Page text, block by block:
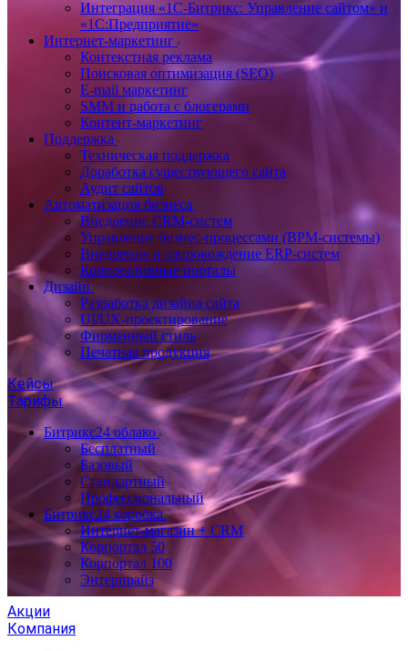
Интеграция «1С-Битрикс: Управление сайтом» и
«1С:Предприятие»
Интернет-маркетинг
Контекстная реклама
Поисковая оптимизация (SEO)
E-mail маркетинг
SMM и работа с блогерами
Контент-маркетинг
Поддержка
Техническая поддержка
Доработка существующего сайта
Аудит сайтов
Автоматизация бизнеса
Внедрение CRM-систем
Управление бизнес-процессами (BPM-системы)
Внедрение и сопровождение ERP-систем
Корпоративные порталы
Дизайн
Разработка дизайна сайта
UI/UX-проектирование
Фирменный стиль
Печатная продукция
Кейсы
Тарифы
Битрикс24 облако
Бесплатный
Базовый
Стандартный
Профессиональный
Битрикс24 коробка
Интернет-магазин + CRM
Корпортал 50
Корпортал 100
Энтерпрайз
Акции
Компания